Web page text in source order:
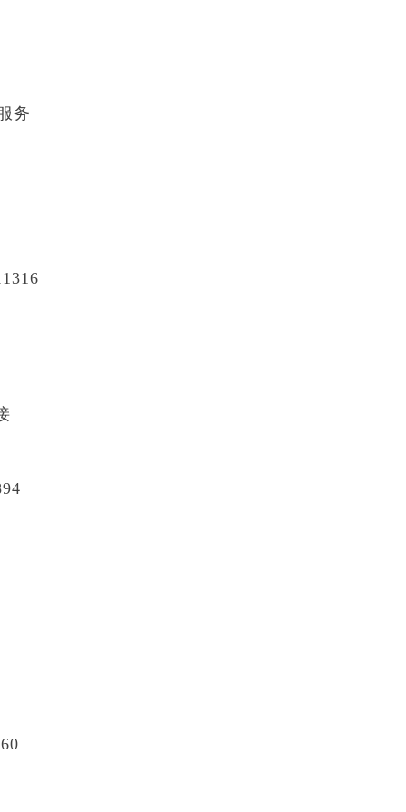
务